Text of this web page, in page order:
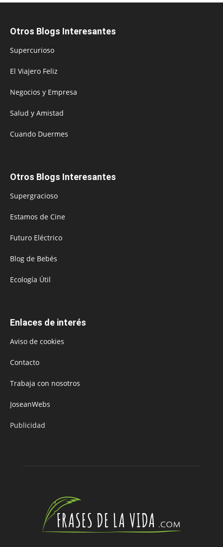
Otros Blogs Interesantes
Supercurioso
El Viajero Feliz
Negocios y Empresa
Salud y Amistad
Cuando Duermes
Otros Blogs Interesantes
Supergracioso
Estamos de Cine
Futuro Eléctrico
Blog de Bebés
Ecología Útil
Enlaces de interés
Aviso de cookies
Contacto
Trabaja con nosotros
JoseanWebs
Publicidad